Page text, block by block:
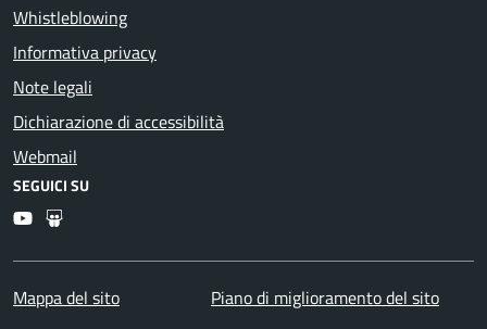
Whistleblowing
Informativa privacy
Note legali
Dichiarazione di accessibilità
Webmail
SEGUICI SU
YoutubeSlideshare
Mappa del sito Piano di miglioramento del sito